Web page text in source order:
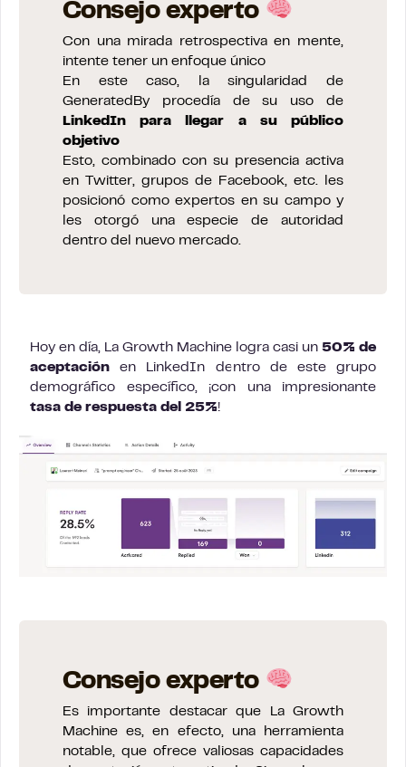
Consejo experto
Con una mirada retrospectiva en mente,
intente tener un enfoque único
En este caso, la singularidad de
GeneratedBy procedía de su uso de
LinkedIn para llegar a su público
objetivo
Esto, combinado con su presencia activa
en Twitter, grupos de Facebook, etc. les
posicionó como expertos en su campo y
les otorgó una especie de autoridad
dentro del nuevo mercado.
Hoy en día, La Growth Machine logra casi un 50% de
aceptación en LinkedIn dentro de este grupo
demográfico específico, ¡con una impresionante
tasa de respuesta del 25%!
Consejo experto
Es importante destacar que La Growth
Machine es, en efecto, una herramienta
notable, que ofrece valiosas capacidades